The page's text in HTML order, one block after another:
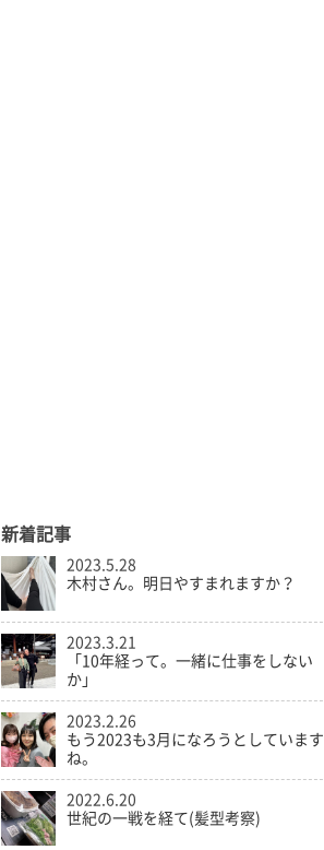
新着記事
2023.5.28
木村さん。明日やすまれますか？
2023.3.21
「10年経って。一緒に仕事をしない
か」
2023.2.26
もう2023も3月になろうとしています
ね。
2022.6.20
世紀の一戦を経て(髪型考察)